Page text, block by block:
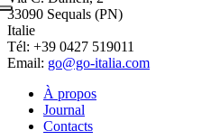
33090 Sequals (PN)
Italie
Tél: +39 0427 519011
Email: go@go-italia.com
À propos
Journal
Contacts